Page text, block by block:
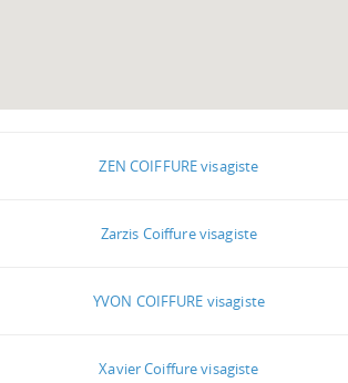
ZEN COIFFURE visagiste
Zarzis Coiffure visagiste
YVON COIFFURE visagiste
Xavier Coiffure visagiste